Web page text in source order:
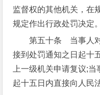
监督权的其他机关，在
规定作出行政处罚决定。
第五十条 当事人
接到处罚通知之日起十
上一级机关申请复议;
起十五日内直接向人民